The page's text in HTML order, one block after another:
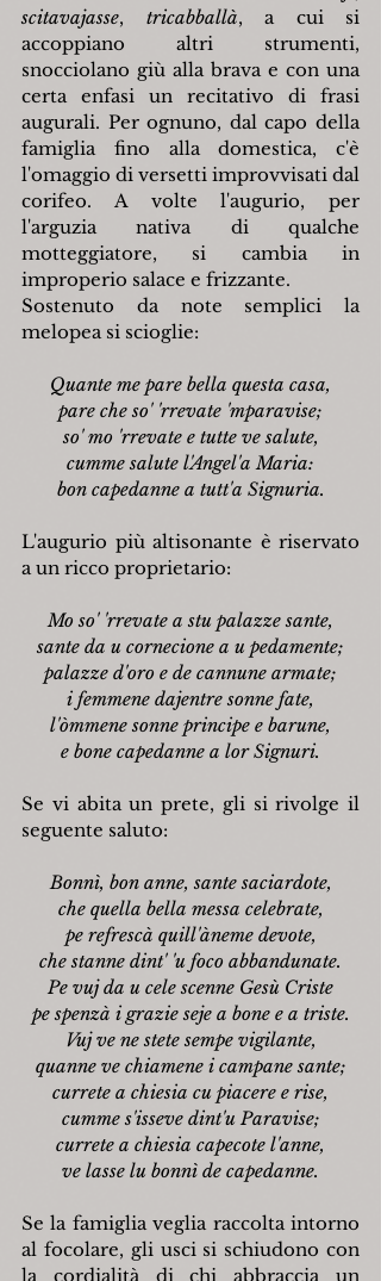
scitavajasse, tricabballà, a cui si
accoppiano altri strumenti,
snocciolano giù alla brava e con una
certa enfasi un recitativo di frasi
augurali. Per ognuno, dal capo della
famiglia fino alla domestica, c'è
l'omaggio di versetti improvvisati dal
corifeo. A volte l'augurio, per
l'arguzia nativa di qualche
motteggiatore, si cambia in
improperio salace e frizzante.
Sostenuto da note semplici la
melopea si scioglie:
Quante me pare bella questa casa,
pare che so' 'rrevate 'mparavise;
so' mo 'rrevate e tutte ve salute,
cumme salute l'Angel'a Maria:
bon capedanne a tutt'a Signuria.
L'augurio più altisonante è riservato
a un ricco proprietario:
Mo so' 'rrevate a stu palazze sante,
sante da u cornecione a u pedamente;
palazze d'oro e de cannune armate;
i femmene dajentre sonne fate,
l'òmmene sonne principe e barune,
e bone capedanne a lor Signuri.
Se vi abita un prete, gli si rivolge il
seguente saluto:
Bonnì, bon anne, sante saciardote,
che quella bella messa celebrate,
pe refrescà quill'àneme devote,
che stanne dint' 'u foco abbandunate.
Pe vuj da u cele scenne Gesù Criste
pe spenzà i grazie seje a bone e a triste.
Vuj ve ne stete sempe vigilante,
quanne ve chiamene i campane sante;
currete a chiesia cu piacere e rise,
cumme s'isseve dint'u Paravise;
currete a chiesia capecote l'anne,
ve lasse lu bonnì de capedanne.
Se la famiglia veglia raccolta intorno
al focolare, gli usci si schiudono con
la cordialità di chi abbraccia un